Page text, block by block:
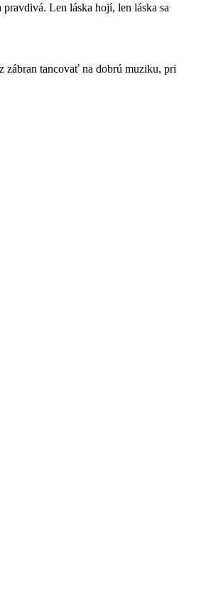
Len láska hojí, len láska sa
zábran tancovať na dobrú muziku, pri